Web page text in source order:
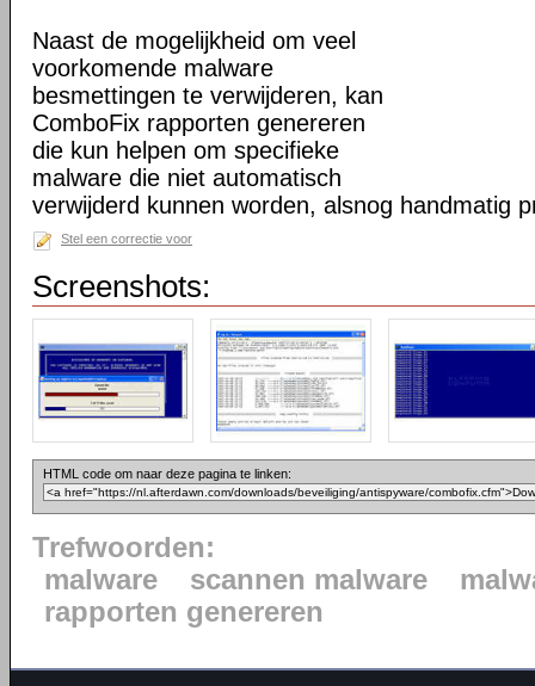
Naast de mogelijkheid om veel
voorkomende malware
besmettingen te verwijderen, kan
ComboFix rapporten genereren
die kun helpen om specifieke
malware die niet automatisch
verwijderd kunnen worden, alsnog handmatig
Stel een correctie voor
Screenshots:
HTML code om naar deze pagina te linken:
Trefwoorden:
malware
scannen malware
rapporten genereren